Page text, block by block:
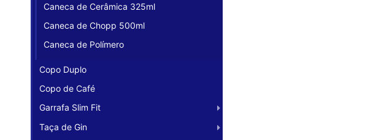
Caneca de Cerâmica 325ml
Caneca de Chopp 500ml
Caneca de Polímero
Copo Duplo
Copo de Café
Garrafa Slim Fit
Taça de Gin